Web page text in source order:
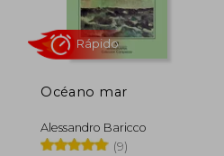
Océano mar
Alessandro Baricco
(9)